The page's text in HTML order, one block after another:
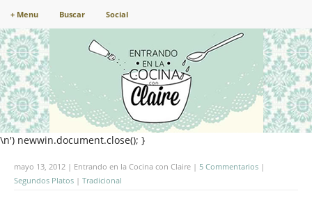
+ Menu Buscar Social
\n') newwin.document.close(); }
mayo 13, 2012 | Entrando en la Cocina con Claire | 5 Commentarios |
Segundos Platos | Tradicional